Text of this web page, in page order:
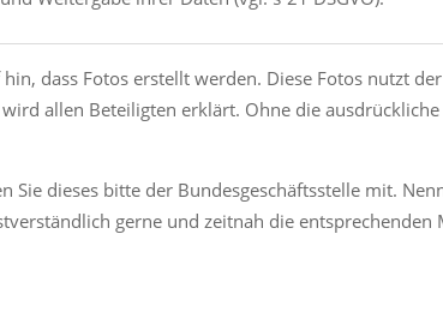
dass Fotos erstellt werden. Diese Fotos nutzt
allen Beteiligten erklärt. Ohne die
dieses bitte der Bundesgeschäftsstelle mit.
gerne und zeitnah die entsprechenden